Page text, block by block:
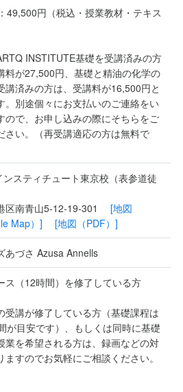
49,500円（税込・授業教材・テキス
INSTITUTE基礎を受講済みの方
料が27,500円、基礎と精油の化学の
講済みの方は、受講料が16,500円と
。別途個々にお支払いのご連絡をい
ので、お申し込みの際にそちらをご
さい。（再受講適応の方は無料で
ンスティチュート東京校（表参道徒
区南青山5-12-19-301 [地図
Map）]
[地図（PDF）]
あづさ Azusa Annells
ス（12時間）を修了している方
受講が修了している方（基礎課程は
が目安です）、もしくは同時に基礎
業を希望される方は、録画などの対
ますのでお気軽にご相談ください。